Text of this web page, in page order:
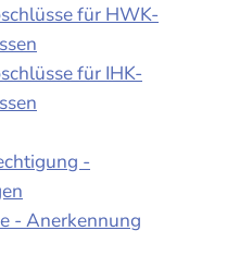
für HWK-
für IHK-
-
- Anerkennung